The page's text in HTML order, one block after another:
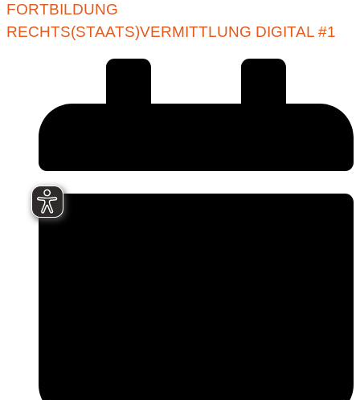
FORTBILDUNG
RECHTS(STAATS)VERMITTLUNG DIGITAL #1